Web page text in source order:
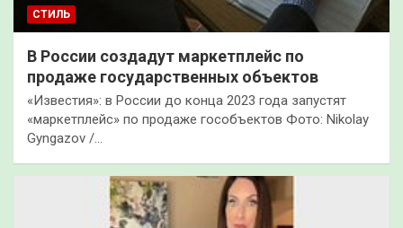
СТИЛЬ
В России создадут маркетплейс по
продаже государственных объектов
«Известия»: в России до конца 2023 года запустят
«маркетплейс» по продаже гособъектов Фото: Nikolay
Gyngazov /…